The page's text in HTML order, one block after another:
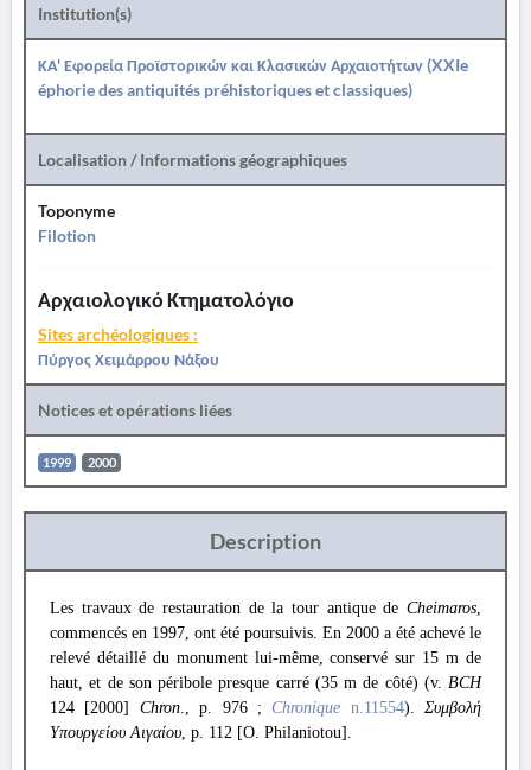
Institution(s)
ΚΑ' Εφορεία Προϊστορικών και Κλασικών Αρχαιοτήτων (XXIe
éphorie des antiquités préhistoriques et classiques)
Localisation / Informations géographiques
Toponyme
Filotion
Αρχαιολογικό Κτηματολόγιο
Sites archéologiques :
Πύργος Χειμάρρου Νάξου
Notices et opérations liées
1999 2000
Description
Les travaux de restauration de la tour antique de Cheimaros,
commencés en 1997, ont été poursuivis. En 2000 a été achevé le
relevé détaillé du monument lui-même, conservé sur 15 m de
haut, et de son péribole presque carré (35 m de côté) (v. BCH
124 [2000] Chron., p. 976 ;Chronique n.11554). Συμβολή
Υπουργείου Αιγαίου, p. 112 [Ο. Philaniotou].